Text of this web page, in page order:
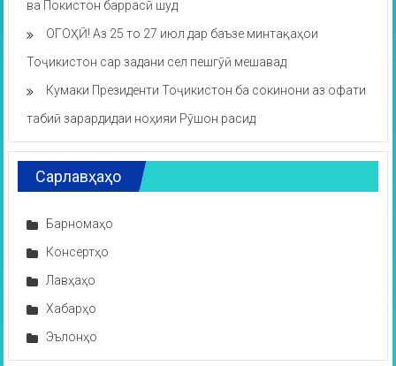
ва Покистон баррасӣ шуд
ОГОҲӢ! Аз 25 то 27 июл дар баъзе минтақаҳои
Тоҷикистон сар задани сел пешгӯӣ мешавад
Кумаки Президенти Тоҷикистон ба сокинони аз офати
табиӣ зарардидаи ноҳияи Рӯшон расид
Сарлавҳаҳо
Барномаҳо
Консертҳо
Лавҳаҳо
Хабарҳо
Эълонҳо